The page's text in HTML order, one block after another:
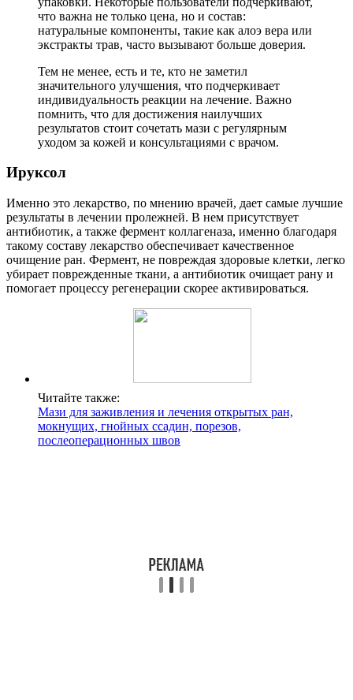
что важна не только цена, но и состав:
натуральные компоненты, такие как алоэ вера или
экстракты трав, часто вызывают больше доверия.
Тем не менее, есть и те, кто не заметил
значительного улучшения, что подчеркивает
индивидуальность реакции на лечение. Важно
помнить, что для достижения наилучших
результатов стоит сочетать мази с регулярным
уходом за кожей и консультациями с врачом.
Ируксол
Именно это лекарство, по мнению врачей, дает самые лучшие
результаты в лечении пролежней. В нем присутствует
антибиотик, а также фермент коллагеназа, именно благодаря
такому составу лекарство обеспечивает качественное
очищение ран. Фермент, не повреждая здоровые клетки, легко
убирает поврежденные ткани, а антибиотик очищает рану и
помогает процессу регенерации скорее активироваться.
Читайте также:
Мази для заживления и лечения открытых ран,
мокнущих, гнойных ссадин, порезов,
послеоперационных швов